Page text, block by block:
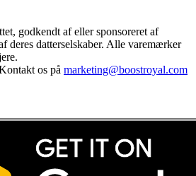
godkendt af eller sponsoreret af
deres datterselskaber. Alle varemærker
os på marketing@boostroyal.com